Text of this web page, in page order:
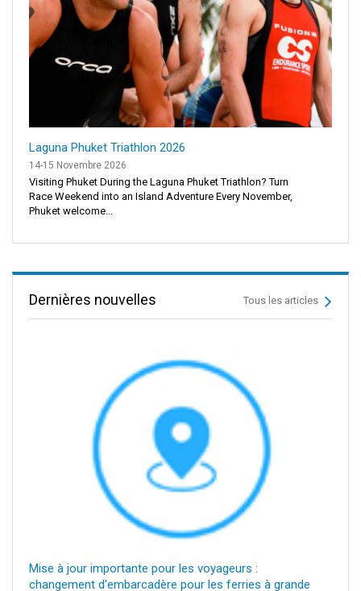
Laguna Phuket Triathlon 2026
14-15 Novembre 2026
Visiting Phuket During the Laguna Phuket Triathlon? Turn
Race Weekend into an Island Adventure Every November,
Phuket welcome...
Dernières nouvelles Tous les articles
Mise à jour importante pour les voyageurs :
changement d'embarcadère pour les ferries à grande